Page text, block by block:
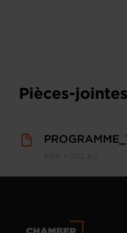
Pièces-jointes